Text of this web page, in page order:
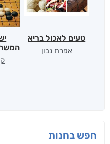
חפש בחנות
טעים לאכול בריא
אפרת נבון